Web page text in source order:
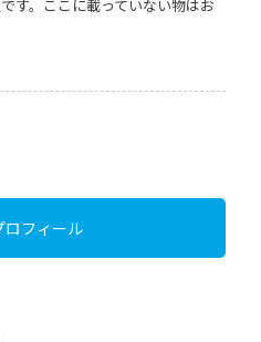
す。ここに載っていない物はお
ロフィール